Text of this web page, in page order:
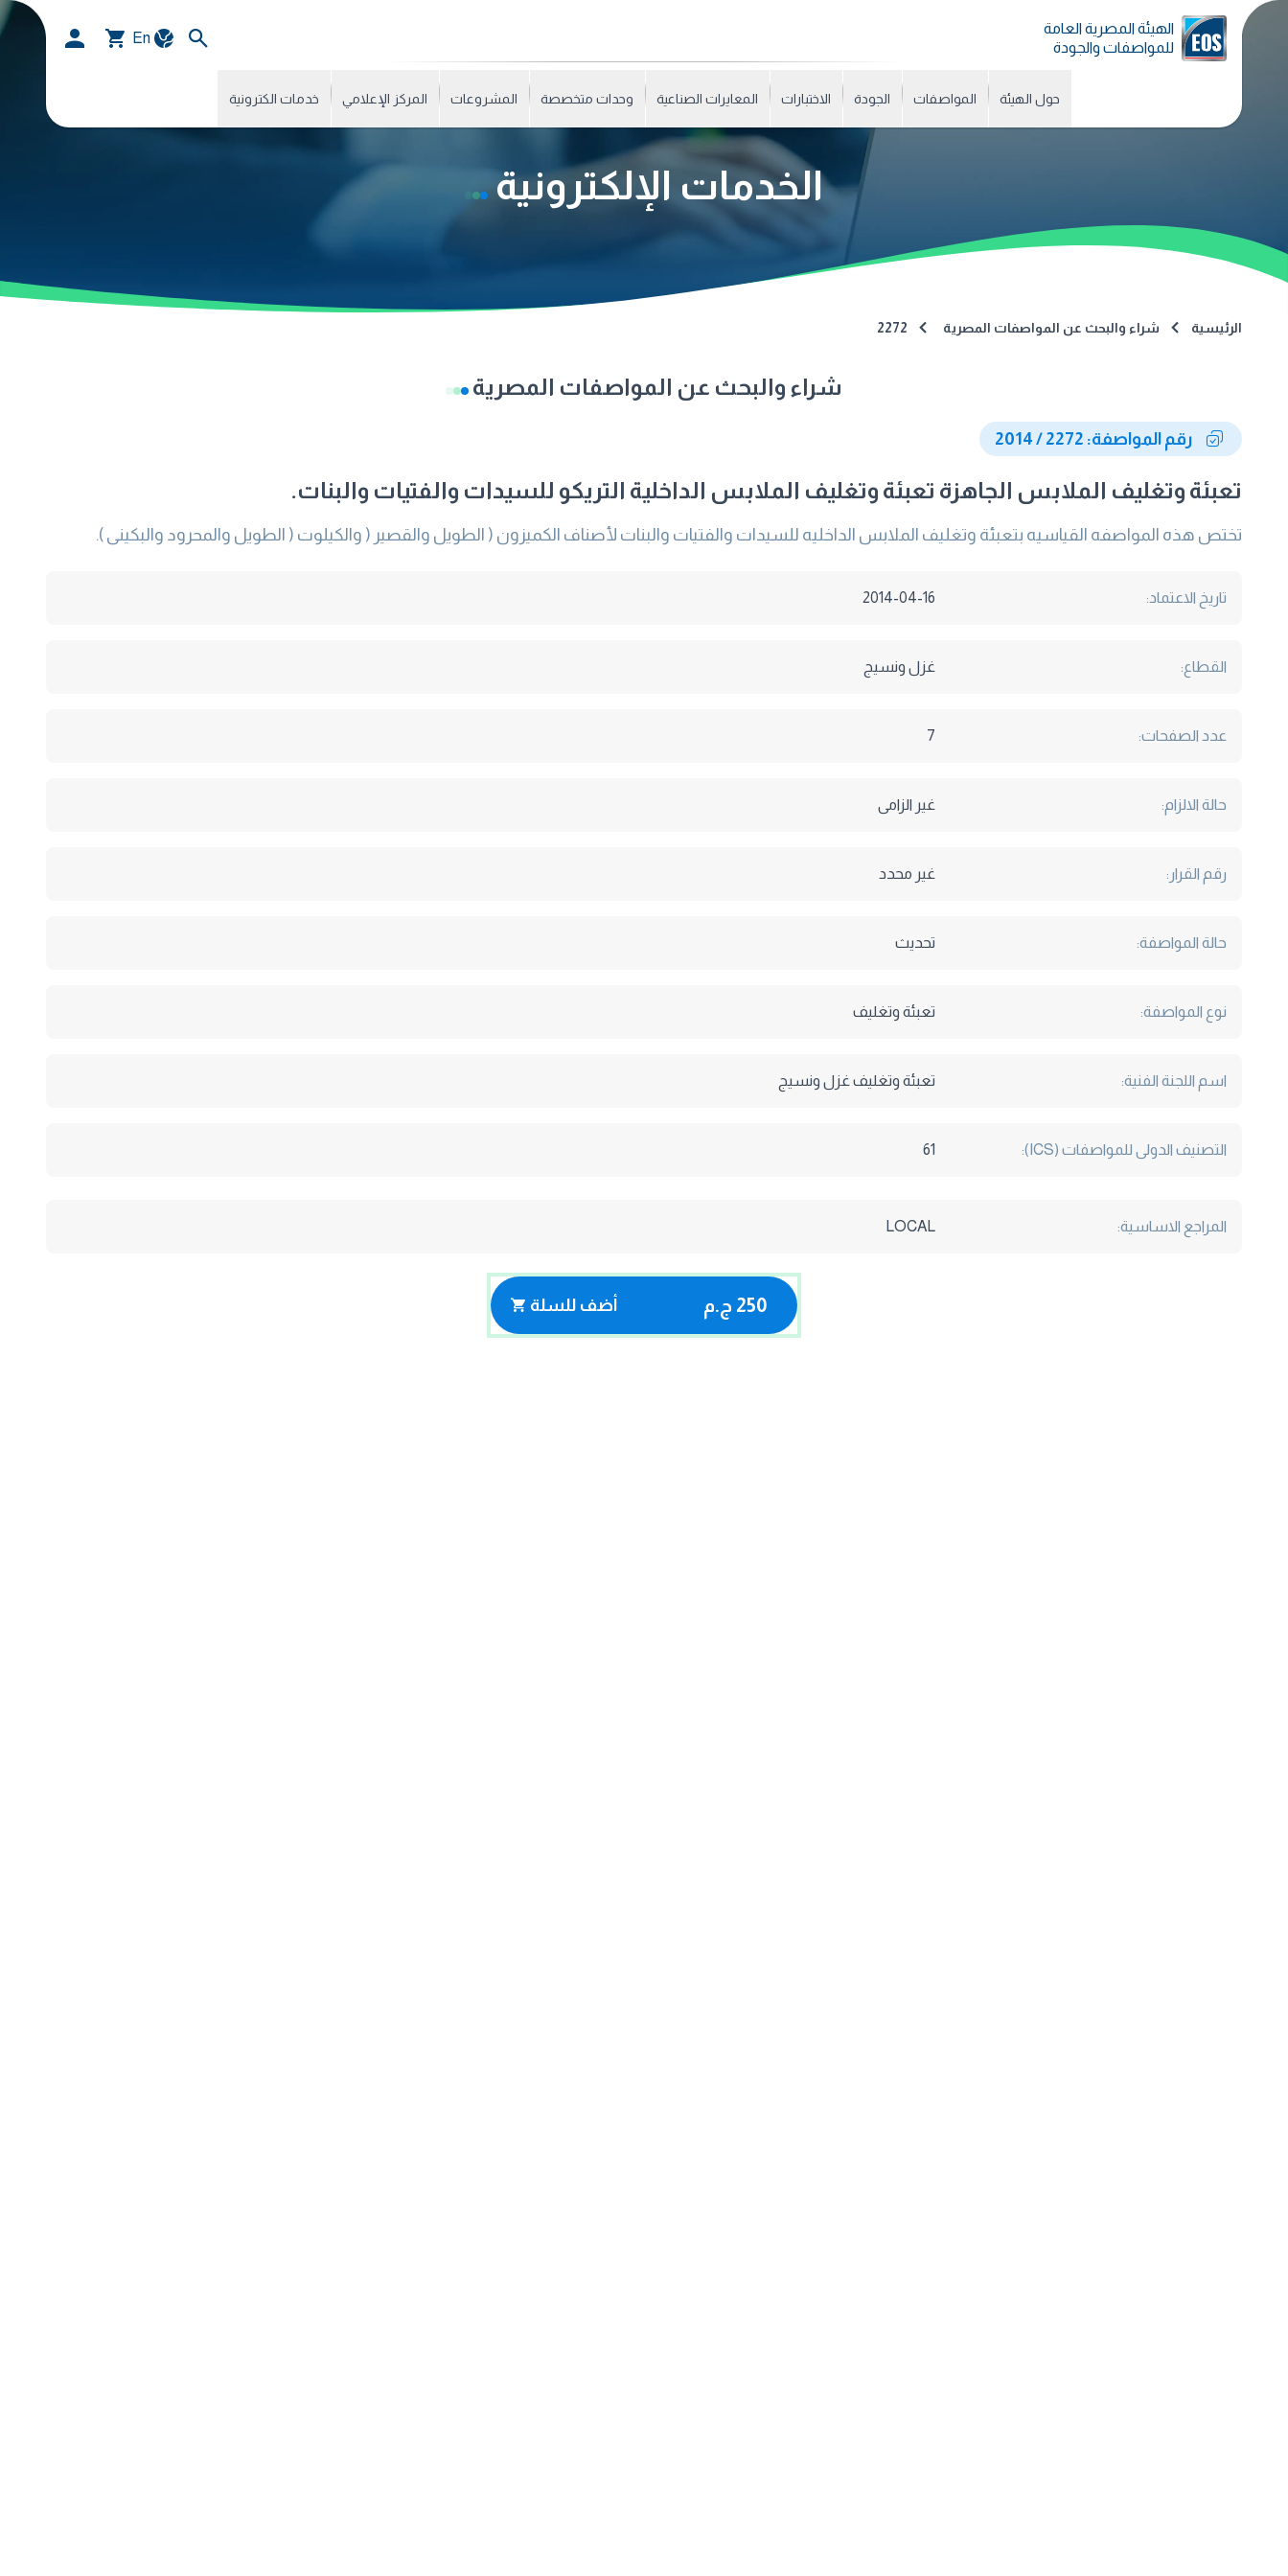
الهيئة المصرية العامة
للمواصفات والجودة
En
حول الهيئة المواصفات الجودة الاختبارات المعايرات الصناعية وحدات متخصصة المشروعات المركز الإعلامي خدمات الكترونية
الخدمات الإلكترونية
الرئيسية شراء والبحث عن المواصفات المصرية 2272
شراء والبحث عن المواصفات المصرية
رقم المواصفة: 2272 / 2014
تعبئة وتغليف الملابس الجاهزة تعبئة وتغليف الملابس الداخلية التريكو للسيدات والفتيات والبنات.
تختص هذه المواصفه القياسيه بتعبئة وتغليف الملابس الداخليه للسيدات والفتيات والبنات لأصناف الكميزون ( الطويل والقصير ( والكيلوت ( الطويل والمحرود والبكينى ).
تاريخ الاعتماد: 2014-04-16
القطاع: غزل ونسيج
عدد الصفحات: 7
حالة الالزام: غير الزامى
رقم القرار: غير محدد
حالة المواصفة: تحديث
نوع المواصفة: تعبئة وتغليف
اسم اللجنة الفنية: تعبئة وتغليف غزل ونسيج
التصنيف الدولى للمواصفات (ICS): 61
المراجع الاساسية: LOCAL
250 ج.م أضف للسلة